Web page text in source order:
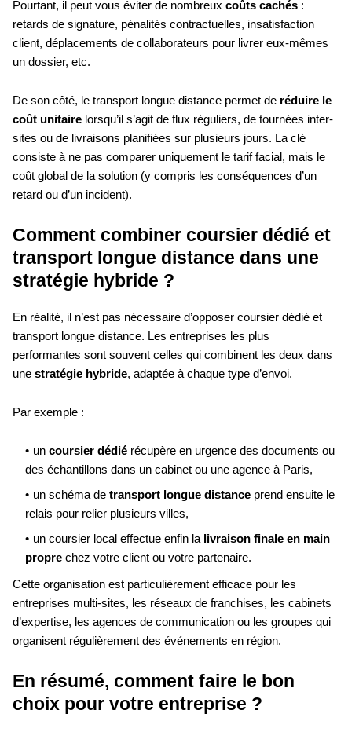
Pourtant, il peut vous éviter de nombreux coûts cachés :
retards de signature, pénalités contractuelles, insatisfaction
client, déplacements de collaborateurs pour livrer eux-mêmes
un dossier, etc.
De son côté, le transport longue distance permet de réduire le
coût unitaire lorsqu’il s’agit de flux réguliers, de tournées inter-
sites ou de livraisons planifiées sur plusieurs jours. La clé
consiste à ne pas comparer uniquement le tarif facial, mais le
coût global de la solution (y compris les conséquences d’un
retard ou d’un incident).
Comment combiner coursier dédié et
transport longue distance dans une
stratégie hybride ?
En réalité, il n’est pas nécessaire d’opposer coursier dédié et
transport longue distance. Les entreprises les plus
performantes sont souvent celles qui combinent les deux dans
une stratégie hybride, adaptée à chaque type d’envoi.
Par exemple :
un coursier dédié récupère en urgence des documents ou
des échantillons dans un cabinet ou une agence à Paris,
un schéma de transport longue distance prend ensuite le
relais pour relier plusieurs villes,
un coursier local effectue enfin la livraison finale en main
propre chez votre client ou votre partenaire.
Cette organisation est particulièrement efficace pour les
entreprises multi-sites, les réseaux de franchises, les cabinets
d’expertise, les agences de communication ou les groupes qui
organisent régulièrement des événements en région.
En résumé, comment faire le bon
choix pour votre entreprise ?